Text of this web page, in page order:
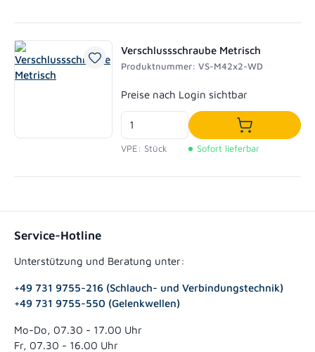
Verschlussschraube Metrisch
Produktnummer: VS-M42x2-WD
Regulärer Preis:
Preise nach Login sichtbar
VPE: Stück
In den
Sofort lieferbar
Service-Hotline
Unterstützung und Beratung unter:
+49 731 9755-216 (Schlauch- und Verbindungstechnik)
+49 731 9755-550 (Gelenkwellen)
Mo-Do, 07.30 - 17.00 Uhr
Fr, 07.30 - 16.00 Uhr